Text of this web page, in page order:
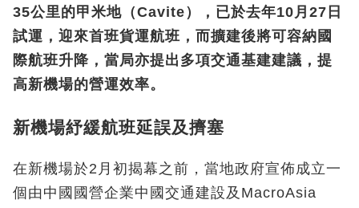
35公里的甲米地（Cavite），已於去年10月27日
試運，迎來首班貨運航班，而擴建後將可容納國
際航班升降，當局亦提出多項交通基建建議，提
高新機場的營運效率。
新機場紓緩航班延誤及擠塞
在新機場於2月初揭幕之前，當地政府宣佈成立一
個由中國國營企業中國交通建設及MacroAsia